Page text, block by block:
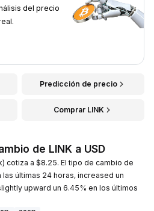
del precio
Predicción de precio
Comprar LINK
de LINK a USD
cotiza a $8.25. El tipo de cambio de
las últimas 24 horas, increased un
upward un 6.45% en los últimos